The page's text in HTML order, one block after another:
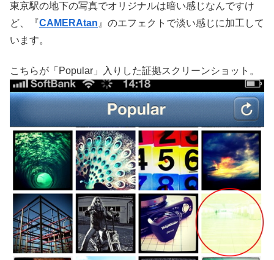
東京駅の地下の写真でオリジナルは暗い感じなんですけ
ど、『CAMERAtan 』のエフェクトで淡い感じに加工して
います。
こちらが「Popular」入りした証拠スクリーンショット。